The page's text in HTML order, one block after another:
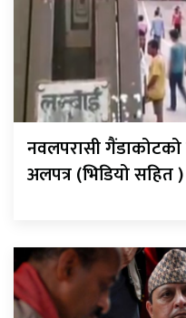
नवलपरासी गैंडाकोटको
अलपत्र (भिडियो सहित )